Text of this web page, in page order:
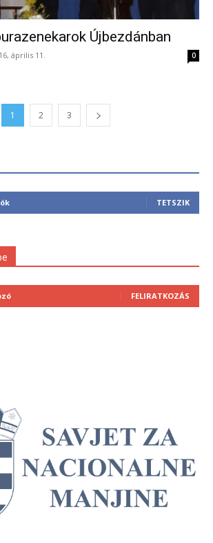
Újbezdánban
április 11. 0
1 2 3
TETSZIK
FELIRATKOZÁS